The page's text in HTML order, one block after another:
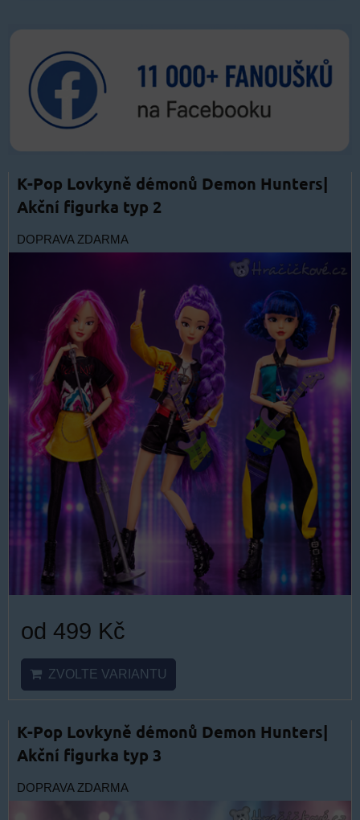
K-Pop Lovkyně démonů Demon Hunters|
Akční figurka typ 2
DOPRAVA ZDARMA
od 499 Kč
ZVOLTE VARIANTU
K-Pop Lovkyně démonů Demon Hunters|
Akční figurka typ 3
DOPRAVA ZDARMA